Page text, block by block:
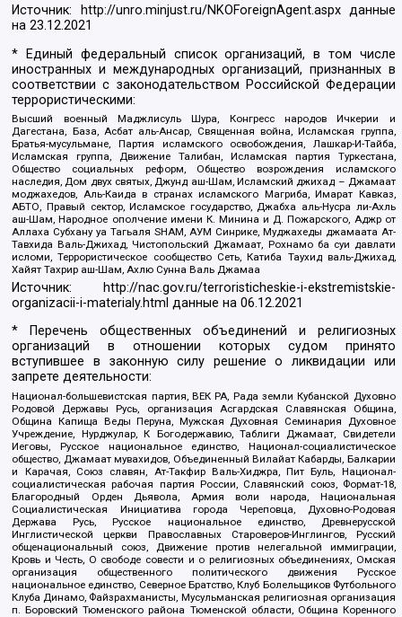
Источник: http://unro.minjust.ru/NKOForeignAgent.aspxданные
на23.12.2021
* Единый федеральный список организаций, в том числе
иностранных и международных организаций, признанных в
соответствии с законодательством Российской Федерации
террористическими:
Высший военный Маджлисуль Шура, Конгресс народов Ичкерии и
Дагестана, База, Асбат аль-Ансар, Священная война, Исламская группа,
Братья-мусульмане, Партия исламского освобождения, Лашкар-И-Тайба,
Исламская группа, Движение Талибан, Исламская партия Туркестана,
Общество социальных реформ, Общество возрождения исламского
наследия, Дом двух святых, Джунд аш-Шам, Исламский джихад – Джамаат
моджахедов, Аль-Каида в странах исламского Магриба, Имарат Кавказ,
АБТО, Правый сектор, Исламское государство, Джабха аль-Нусра ли-Ахль
аш-Шам, Народное ополчение имени К. Минина и Д. Пожарского, Аджр от
Аллаха Субхану уа Тагьаля SHAM, АУМ Синрике, Муджахеды джамаата Ат-
Тавхида Валь-Джихад, Чистопольский Джамаат, Рохнамо ба суи давлати
исломи, Террористическое сообщество Сеть, Катиба Таухид валь-Джихад,
Хайят Тахрир аш-Шам, Ахлю Сунна Валь Джамаа
Источник:
http://nac.gov.ru/terroristicheskie-i-ekstremistskie-
organizacii-i-materialy.html данные на06.12.2021
* Перечень общественных объединений и религиозных
организаций в отношении которых судом принято
вступившее в законную силу решение о ликвидации или
запрете деятельности:
Национал-большевистская партия, ВЕК РА, Рада земли Кубанской Духовно
Родовой Державы Русь, организация Асгардская Славянская Община,
Община Капища Веды Перуна, Мужская Духовная Семинария Духовное
Учреждение, Нурджулар, К Богодержавию, Таблиги Джамаат, Свидетели
Иеговы, Русское национальное единство, Национал-социалистическое
общество, Джамаат мувахидов, Объединенный Вилайат Кабарды, Балкарии
и Карачая, Союз славян, Ат-Такфир Валь-Хиджра, Пит Буль, Национал-
социалистическая рабочая партия России, Славянский союз, Формат-18,
Благородный Орден Дьявола, Армия воли народа, Национальная
Социалистическая Инициатива города Череповца, Духовно-Родовая
Держава Русь, Русское национальное единство, Древнерусской
Инглистической церкви Православных Староверов-Инглингов, Русский
общенациональный союз, Движение против нелегальной иммиграции,
Кровь и Честь, О свободе совести и о религиозных объединениях, Омская
организация общественного политического движения Русское
национальное единство, Северное Братство, Клуб Болельщиков Футбольного
Клуба Динамо, Файзрахманисты, Мусульманская религиозная организация
п. Боровский Тюменского района Тюменской области, Община Коренного